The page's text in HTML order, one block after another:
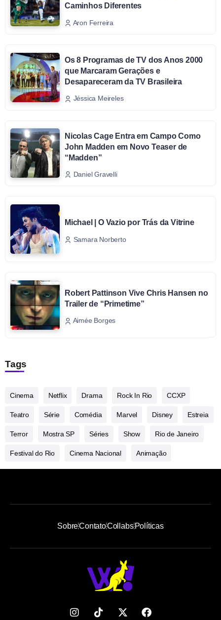
Caminhos Diferentes
Aron Ferreira
Os 8 Programas de TV dos Anos 2000
que Marcaram Gerações e
Desapareceram da TV Brasileira
Jéssica Meireles
Nicolas Cage Entra em Campo Como
John Madden em Novo Teaser de
“Madden”
Daniel Gravelli
Michael | O Vazio por Trás da Vitrine
Samara Norberto
Robert Pattinson Vive Chris Hansen no
Trailer de “Primetime”
Aimée Borges
Tags
Cinema Netflix Drama Rock In Rio CCXP
Teatro Série Comédia Marvel Disney Estreia
Terror Mostra SP Séries Show Rio de Janeiro
Festival do Rio Cinema Nacional Animação
SobreContatoCollabsPolíticas